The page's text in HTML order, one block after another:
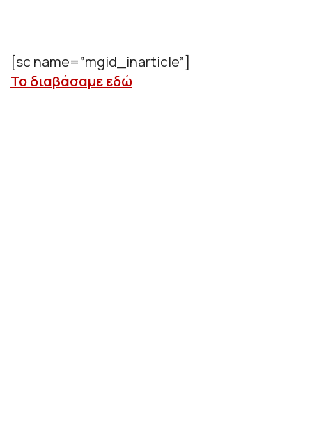
[sc name=”mgid_inarticle”]
Το διαβάσαμε εδώ